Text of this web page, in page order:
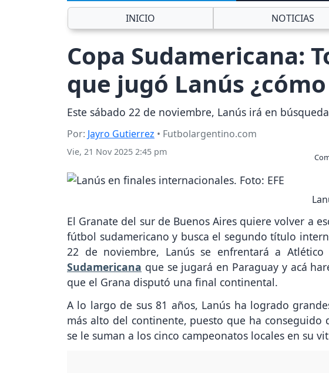
INICIO NOTICIAS
Copa Sudamericana:
que jugó Lanús
Este sábado 22 de noviembre, Lanús irá en
Por: Jayro Gutierrez • Futbolargentino.com
Vie, 21 Nov 2025 2:45 pm
El Granate del sur de Buenos Aires quiere volver a
fútbol sudamericano y busca el segundo título
22 de noviembre, Lanús se enfrentará a
Sudamericana que se jugará en Paraguay y acá
que el Grana disputó una final continental.
A lo largo de sus 81 años, Lanús ha logrado
más alto del continente, puesto que ha
se le suman a los cinco campeonatos locales en su